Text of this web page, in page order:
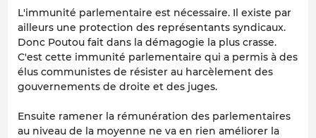
L'immunité parlementaire est nécessaire. Il existe par
ailleurs une protection des représentants syndicaux.
Donc Poutou fait dans la démagogie la plus crasse.
C'est cette immunité parlementaire qui a permis à des
élus communistes de résister au harcèlement des
gouvernements de droite et des juges.
Ensuite ramener la rémunération des parlementaires
au niveau de la moyenne ne va en rien améliorer la